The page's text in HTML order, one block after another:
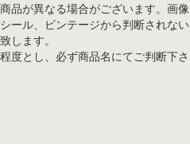
品が異なる場合がございます。画像
ール、ビンテージから判断されない
します。
度とし、必ず商品名にてご判断下さ